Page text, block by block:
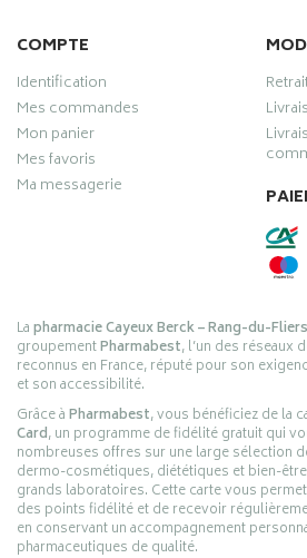
COMPTE
Identification
Mes commandes
Mon panier
Mes favoris
Ma messagerie
Lapharmacie Cayeux Berck – Rang-du-Fliers
groupementPharmabest, l’un des réseaux
reconnus en France, réputé pour son
et son accessibilité.
Grâce àPharmabest, vous bénéficiez de la
Card, un programme de fidélité gratuit qui
nombreuses offres sur une large sélection
dermo-cosmétiques, diététiques et bien-
grands laboratoires. Cette carte vous
des points fidélité et de recevoir
en conservant un accompagnement
pharmaceutiques de qualité.